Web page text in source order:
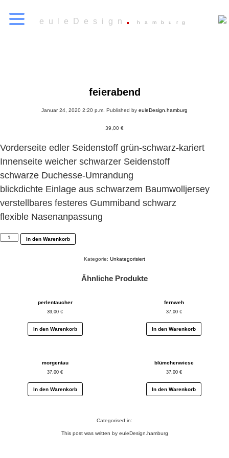
euleDesign hamburg
feierabend
Januar 24, 2020 2:20 p.m. Published by euleDesign.hamburg
39,00 €
Vorderseite edler Seidenstoff grün-schwarz-kariert
Innenseite weicher schwarzer Seidenstoff
schwarze Duchesse-Umrandung
blickdichte Einlage aus schwarzem Baumwolljersey
verstellbares festeres Gummiband schwarz
flexible Nasenanpassung
feierabend
In den Warenkorb
Kategorie: Unkategorisiert
Ähnliche Produkte
perlentaucher
39,00€
In den Warenkorb
fernweh
37,00 €
In den Warenkorb
morgentau
37,00€
In den Warenkorb
blümchenwiese
37,00 €
In den Warenkorb
Categorised in:
This post was written by euleDesign.hamburg